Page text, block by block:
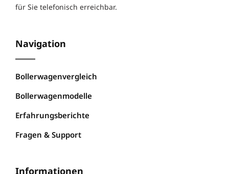
für Sie telefonisch erreichbar.
Navigation
Bollerwagenvergleich
Bollerwagenmodelle
Erfahrungsberichte
Fragen & Support
Informationen